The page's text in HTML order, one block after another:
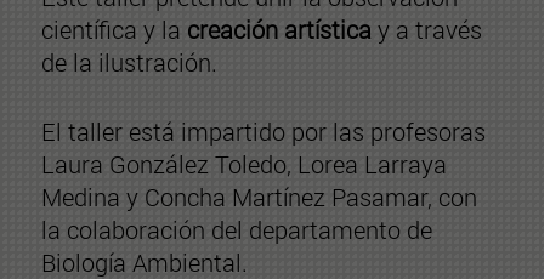
científica y la creación artística y a través
de la ilustración.
El taller está impartido por las profesoras
Laura González Toledo, Lorea Larraya
Medina y Concha Martínez Pasamar, con
la colaboración del departamento de
Biología Ambiental.